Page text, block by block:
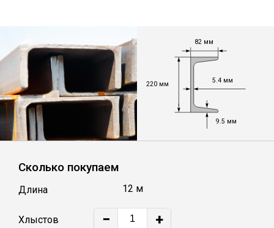
Балка
Квадрат стальной
82 мм
220 мм 5.4 мм
9.5 мм
Сколько покупаем
Длина 12 м
Хлыстов − +